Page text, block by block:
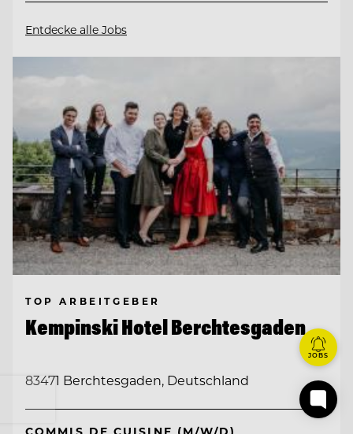
Entdecke alle Jobs
TOP ARBEITGEBER
Kempinski Hotel Berchtesgaden
83471 Berchtesgaden, Deutschland
COMMIS DE CUISINE (M/W/D)
JOBS